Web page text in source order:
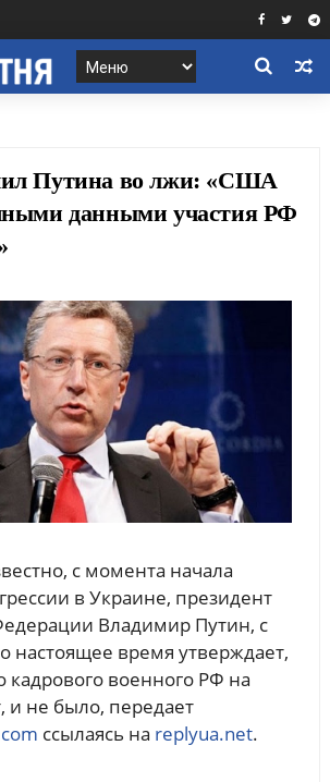
Путина во лжи: «США
данными участия РФ
с момента начала
в Украине, президент
Владимир Путин, с
настоящее время утверждает,
кадрового военного РФ на
и не было, передает
ссылаясь на replyua.net.